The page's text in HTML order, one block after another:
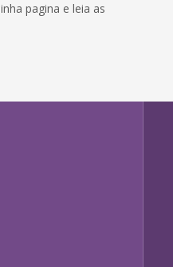
pagina e leia as